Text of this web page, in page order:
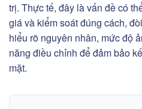
trị. Thực tế, đây là vấn đề có
giá và kiểm soát đúng cách,
hiểu rõ nguyên nhân, mức độ
năng điều chỉnh để đảm bảo
mặt.